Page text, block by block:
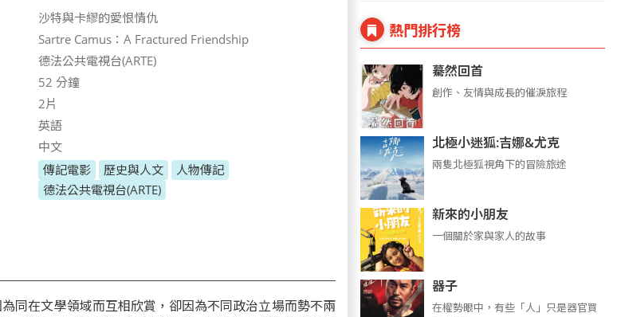
沙特與卡繆的愛恨情仇
Sartre Camus：A Fractured Friendship
德法公共電視台(ARTE)
52 分鐘
2片
英語
中文
傳記電影 歷史與人文
人物傳記
德法公共電視台(ARTE)
同在文學領域而互相欣賞，卻因為不同政治立場而勢不兩
熱門排行榜
驀然回首
創作、友情與成長的催淚旅程
北極小迷狐:吉娜&尤克
兩隻北極狐視角下的冒險旅途
新來的小朋友
一個關於家與家人的故事
器子
在權勢眼中，有些「人」只是器官買